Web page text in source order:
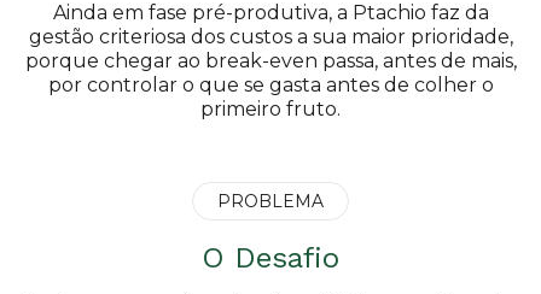
Ainda em fase pré-produtiva, a Ptachio faz da
gestão criteriosa dos custos a sua maior prioridade,
porque chegar ao break-even passa, antes de mais,
por controlar o que se gasta antes de colher o
primeiro fruto.
PROBLEMA
O Desafio